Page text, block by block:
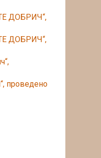
ДОБРИЧ“,
ДОБРИЧ“,
проведено